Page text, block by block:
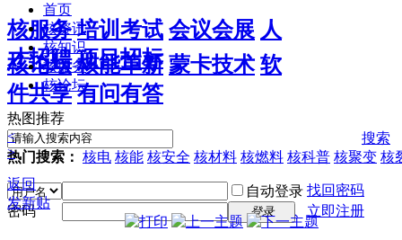
核服务 培训考试 会议会展 人
才招聘 项目招标
核论坛 核能革新 蒙卡技术 软
件共享 有问有答
搜索
热门搜索： 核电 核能 核安全 核材料 核燃料 核科普 核聚变 核
自动登录 找回密码
密码
登录 立即注册
首页
核资讯
核知识
核服务
核论坛
热图推荐
<
>
返回
发新贴